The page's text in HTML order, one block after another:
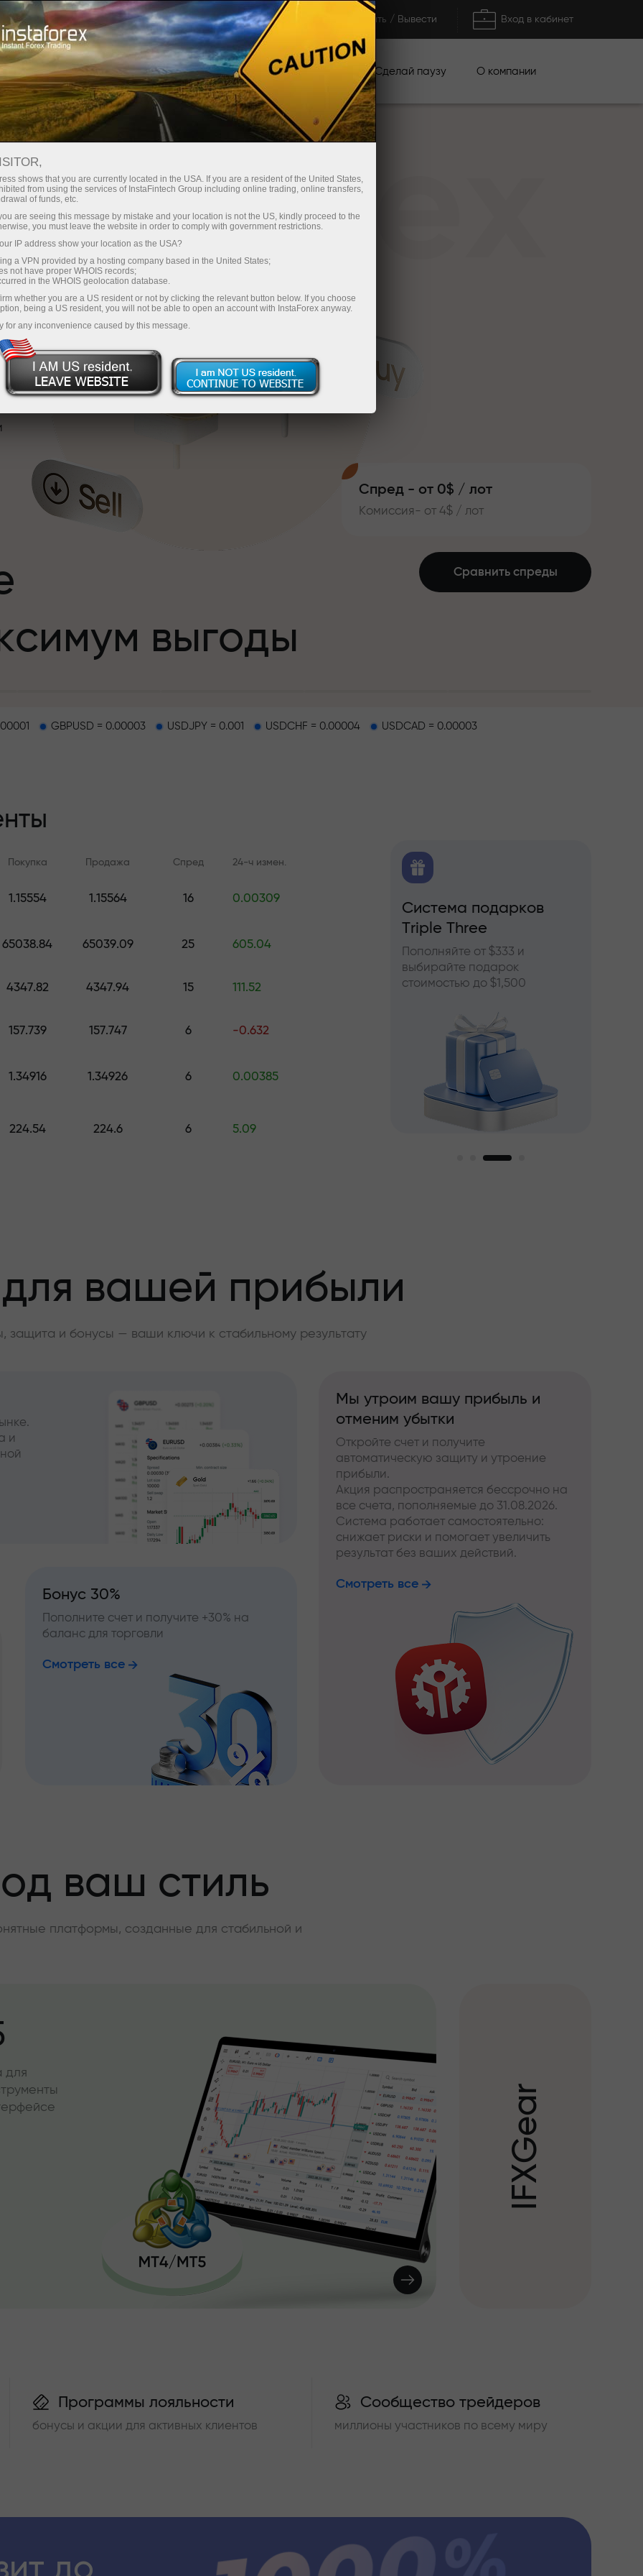
Открыть торговый счёт Торговые платформы Пополнить / Вывести Вход в кабинет
Инвесторам Партнерам Промоакции Сделай паузу О компании
Спред - от 0$ / лот
Комиссия- от 4$ / лот
выгоды
на трассе
подарков
стоимостью до $1,500
—мы
прибыль
—самый крупный
Сравнить спреды
GBPUSD = 0.00003 USDJPY = 0.001 USDCHF = 0.00004 USDCAD = 0.00003
Покупка Продажа Спред 24-ч измен.
1.15554 1.15564 16 0.00309
65038.84 65039.09 25 605.04
4347.82 4347.94 15 111.52
157.739 157.747 6 -0.632
1.34916 1.34926 6 0.00385
224.54 224.6 6 5.09
курсы и вебинары для всех
Форекс, крипто и фьючерсам
Система подарков
Triple Three
Пополняйте от $333 и
выбирайте подарок
стоимостью до $1,500
вашей прибыли
защита и бонусы — ваши ключи к стабильному результату
и
Бонус 30%
Пополните счет и получите +30% на
баланс для торговли
Смотреть все
Мы утроим вашу прибыль и
отменим убытки
Откройте счет и получите
автоматическую защиту и утроение
прибыли.
Акция распространяется бессрочно на
все счета, пополняемые до 31.08.2026.
Система работает самостоятельно:
снижает риски и помогает увеличить
результат без ваших действий.
Смотреть все
ваш стиль
платформы, созданные для стабильной и
для
I
F
X
G
e
a
r
Программы лояльности
бонусы и акции для активных клиентов
Сообщество трейдеров
миллионы участников по всему миру
до
shows that you are currently located in the USA. If you are a resident of the United States,
from using the services of InstaFintech Group including online trading, online transfers,
of funds, etc.
are seeing this message by mistake and your location is not the US, kindly proceed to the
you must leave the website in order to comply with government restrictions.
IP address show your location as the USA?
a VPN provided by a hosting company based in the United States;
not have proper WHOIS records;
in the WHOIS geolocation database.
whether you are a US resident or not by clicking the relevant button below. If you choose
being a US resident, you will not be able to open an account with InstaForex anyway.
for any inconvenience caused by this message.